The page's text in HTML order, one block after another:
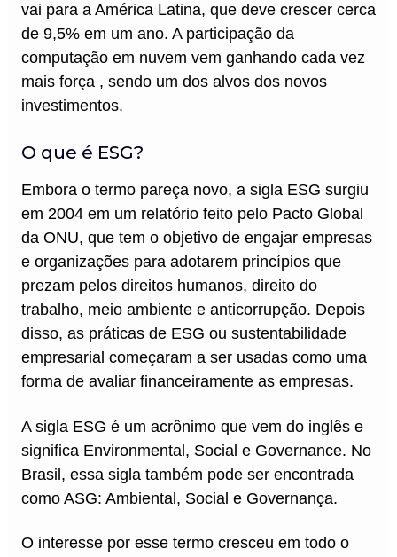
vai para a América Latina, que deve crescer cerca
de 9,5% em um ano. A participação da
computação em nuvem vem ganhando cada vez
mais força , sendo um dos alvos dos novos
investimentos.
O que é ESG?
Embora o termo pareça novo, a sigla ESG surgiu
em 2004 em um relatório feito pelo Pacto Global
da ONU, que tem o objetivo de engajar empresas
e organizações para adotarem princípios que
prezam pelos direitos humanos, direito do
trabalho, meio ambiente e anticorrupção. Depois
disso, as práticas de ESG ou sustentabilidade
empresarial começaram a ser usadas como uma
forma de avaliar financeiramente as empresas.
A sigla ESG é um acrônimo que vem do inglês e
significa Environmental, Social e Governance. No
Brasil, essa sigla também pode ser encontrada
como ASG: Ambiental, Social e Governança.
O interesse por esse termo cresceu em todo o